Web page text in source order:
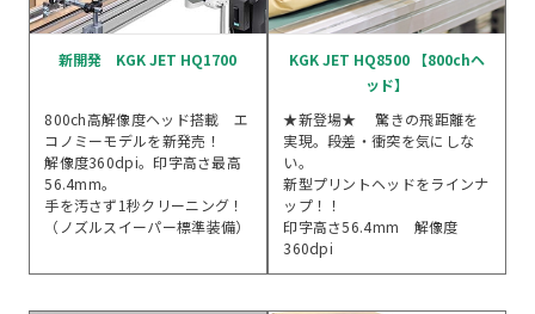
新開発 KGK JET HQ1700
800ch高解像度ヘッド搭載 エ
コノミーモデルを新発売！
解像度360dpi。印字高さ最高
56.4mm。
手を汚さず1秒クリーニング！
（ノズルスイーパー標準装備）
KGK JET HQ8500 【800chヘ
ッド】
★新登場★ 驚きの飛距離を
実現。段差・衝突を気にしな
い。
新型プリントヘッドをラインナ
ップ！！
印字高さ56.4mm 解像度
360dpi